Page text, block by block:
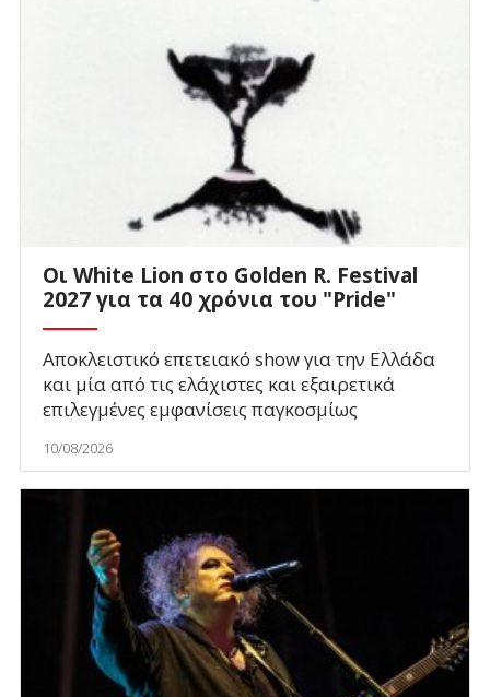
Οι White Lion στο Golden R. Festival
2027 για τα 40 χρόνια του "Pride"
Αποκλειστικό επετειακό show για την Ελλάδα
και μία από τις ελάχιστες και εξαιρετικά
επιλεγμένες εμφανίσεις παγκοσμίως
10/08/2026